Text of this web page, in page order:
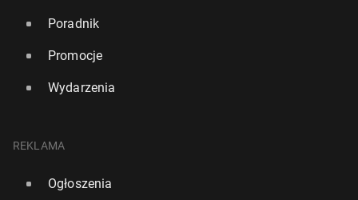
Poradnik
Promocje
Wydarzenia
REKLAMA
Ogłoszenia